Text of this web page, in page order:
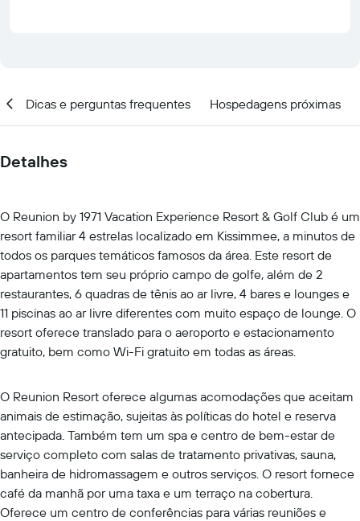
Dicas e perguntas frequentes Hospedagens próximas
Detalhes
O Reunion by 1971 Vacation Experience Resort & Golf Club é um
resort familiar 4 estrelas localizado em Kissimmee, a minutos de
todos os parques temáticos famosos da área. Este resort de
apartamentos tem seu próprio campo de golfe, além de 2
restaurantes, 6 quadras de tênis ao ar livre, 4 bares e lounges e
11 piscinas ao ar livre diferentes com muito espaço de lounge. O
resort oferece translado para o aeroporto e estacionamento
gratuito, bem como Wi-Fi gratuito em todas as áreas.
O Reunion Resort oferece algumas acomodações que aceitam
animais de estimação, sujeitas às políticas do hotel e reserva
antecipada. Também tem um spa e centro de bem-estar de
serviço completo com salas de tratamento privativas, sauna,
banheira de hidromassagem e outros serviços. O resort fornece
café da manhã por uma taxa e um terraço na cobertura.
Oferece um centro de conferências para várias reuniões e